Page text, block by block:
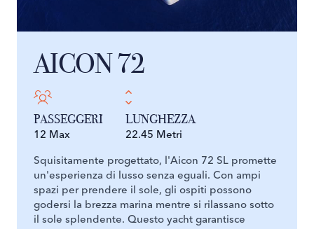
AICON 72
PASSEGGERI
12 Max
LUNGHEZZA
22.45 Metri
Squisitamente progettato, l'Aicon 72 SL promette
un'esperienza di lusso senza eguali. Con ampi
spazi per prendere il sole, gli ospiti possono
godersi la brezza marina mentre si rilassano sotto
il sole splendente. Questo yacht garantisce